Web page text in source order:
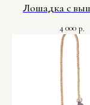
Лошадка с
4 000 р.